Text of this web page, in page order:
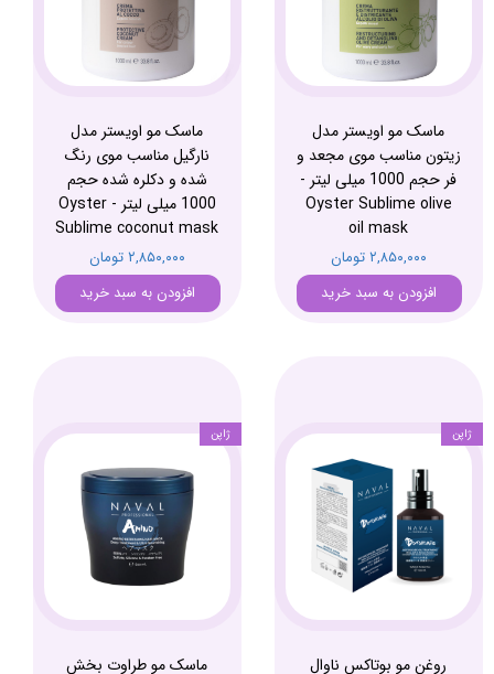
ماسک مو اویستر مدل
زیتون مناسب موی مجعد و
فر حجم 1000 میلی لیتر -
Oyster Sublime olive
oil mask
۲,۸۵۰,۰۰۰ تومان
افزودن به سبد خرید
ماسک مو اویستر مدل
نارگیل مناسب موی رنگ
شده و دکلره شده حجم
1000 میلی لیتر - Oyster
Sublime coconut mask
۲,۸۵۰,۰۰۰ تومان
افزودن به سبد خرید
روغن مو بوتاکس ناوال
ژاپن
ماسک مو طراوت بخش
ژاپن